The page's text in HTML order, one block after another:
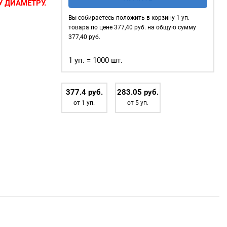
ДИАМЕТРУ.
уп.
1000
цвет:
Антик
Вы собираетесь положить в корзину 1 уп.
товара по цене377,40 руб. на общую сумму
377,40 руб.
1 уп. = 1000 шт.
377.4 руб.
от 1 уп.
283.05руб.
от 5 уп.